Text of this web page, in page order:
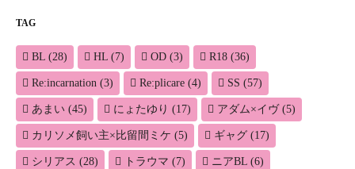
TAG
BL (28) HL (7) OD (3) R18 (36)
Re:incarnation (3) Re:plicare (4) SS (57)
あまい (45) にょたゆり (17) アダム×イヴ(5)
カリソメ飼い主×比留間ミケ (5) ギャグ (17)
シリアス (28) トラウマ (7) ニアBL (6)